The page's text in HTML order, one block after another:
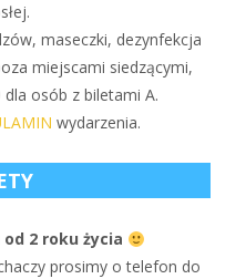
maseczki, dezynfekcja
miejscami siedzącymi,
osób z biletami A.
wydarzenia.
2 roku życia
prosimy o telefon do